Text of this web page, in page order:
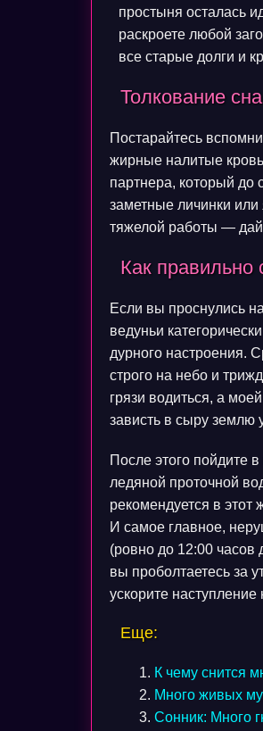
простыня осталась
раскроете любой
все старые долги и
Толкование
Постарайтесь
жирные налитые
партнера, который до
заметные личинки
тяжелой работы —
Как правильно
Если вы проснулись
ведуньи
дурного настроения.
строго на небо и
грязи водиться, а
зависть в сыру землю
После этого пойдите
ледяной проточной
рекомендуется в этот
И самое главное,
(ровно до 12:00 часов
вы проболтаетесь за
ускорите наступление
Еще:
К чему снится
Много живых
Сонник: Много